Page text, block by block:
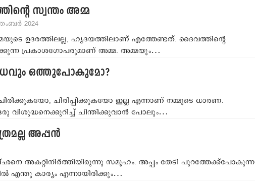
സ്വന്തം അമ്മ
2024
ഉദരത്തിലല്ല, ഹൃദയത്തിലാണ് എത്തേണ്ടത്. ദൈവത്തിന്‍റെ
പ്രകാശഗോപരുമാണ് അമ്മ. അമ്മയും…
ഒത്തുപോകുമോ?
ചിരിപ്പിക്കുകയോ ഇല്ല എന്നാണ് നമ്മുടെ ധാരണ.
വിശുദ്ധനെക്കുറിച്ച് ചിന്തിക്കുവാന്‍ പോലും…
അപ്പന്‍
അകറ്റിനിര്‍ത്തിയിരുന്നു സമൂഹം. അപ്പം തേടി പുറത്തേക്ക്പോകുന്ന
എന്തു കാര്യം എന്നായിരിക്കും…